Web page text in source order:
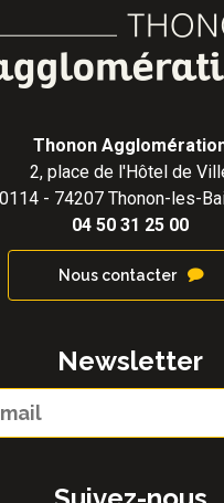
Thonon
2, place de l'Hôtel de
- 74207 Thonon-les-
04 50 31 25 00
Nous contacter
Newsletter